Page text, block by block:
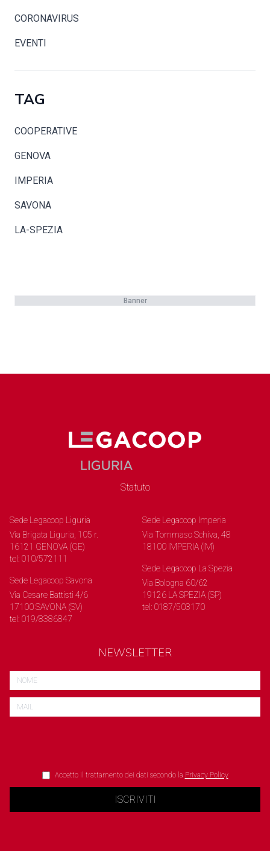
CORONAVIRUS
EVENTI
TAG
COOPERATIVE
GENOVA
IMPERIA
SAVONA
LA-SPEZIA
Banner
Statuto
Sede Legacoop Liguria
Via Brigata Liguria, 105 r.
16121 GENOVA (GE)
tel: 010/572111
Sede Legacoop Savona
Via Cesare Battisti 4/6
17100 SAVONA (SV)
tel: 019/8386847
Sede Legacoop Imperia
Via Tommaso Schiva, 48
18100 IMPERIA (IM)
Sede Legacoop La Spezia
Via Bologna 60/62
19126 LA SPEZIA (SP)
tel: 0187/503170
NEWSLETTER
Accetto il trattamento dei dati secondo la Privacy Policy
ISCRIVITI